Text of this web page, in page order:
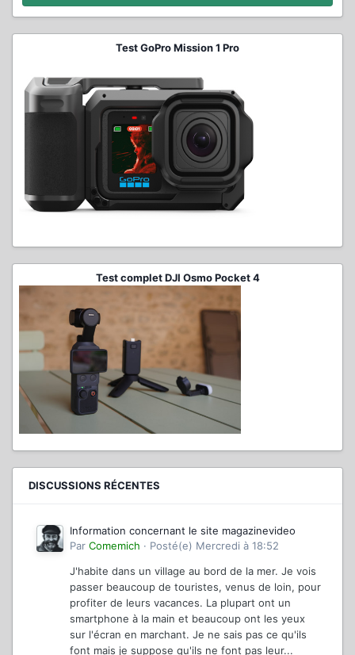
Test GoPro Mission 1 Pro
Test complet DJI Osmo Pocket 4
DISCUSSIONS RÉCENTES
Information concernant le site magazinevideo
Par Comemich · Posté(e) Mercredi à 18:52
J'habite dans un village au bord de la mer. Je vois
passer beaucoup de touristes, venus de loin, pour
profiter de leurs vacances. La plupart ont un
smartphone à la main et beaucoup ont les yeux
sur l'écran en marchant. Je ne sais pas ce qu'ils
font mais je suppose qu'ils ne font pas leur...